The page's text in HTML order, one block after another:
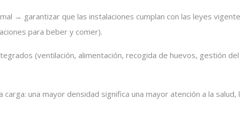
→ garantizar que las instalaciones cumplan con las leyes
para beber y comer).
(ventilación, alimentación, recogida de huevos, gestión
una mayor densidad significa una mayor atención a la salud,